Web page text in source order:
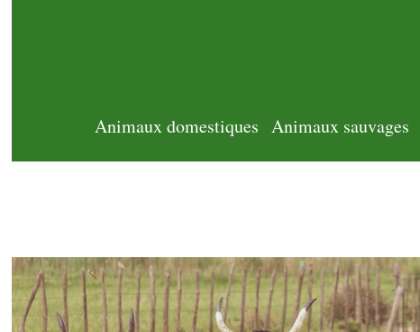
Animaux domestiques Animaux sauvages